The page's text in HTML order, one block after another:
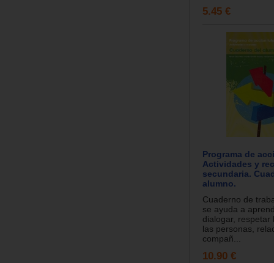
5.45 €
Programa de
Actividades y
secundaria.
alumno.
Cuaderno de
se ayuda a
dialogar, respetar
las personas,
compañ...
10.90 €